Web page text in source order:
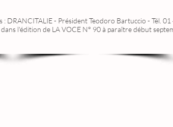
: DRANCITALIE - Président Teodoro Bartuccio - Tél.
l'édition de LA VOCE N° 90 à paraître début